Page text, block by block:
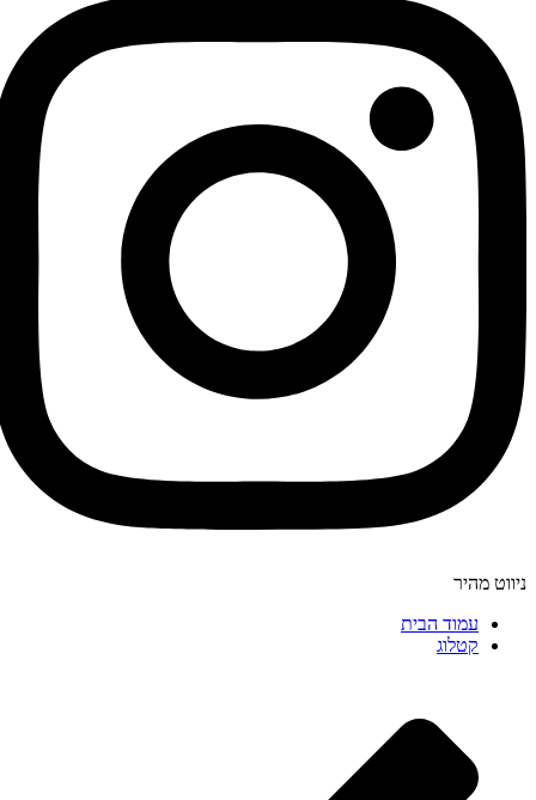
ניווט מהיר
עמוד הבית
קטלוג